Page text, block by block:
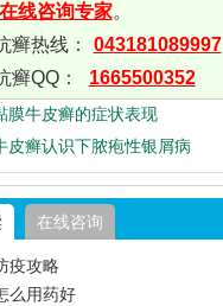
在线咨询专家。
癣热线：
043181089997
癣QQ：
1665500352
膜牛皮癣的症状表现
皮癣认识下脓疱性银屑病
在线咨询
疫攻略
么用药好